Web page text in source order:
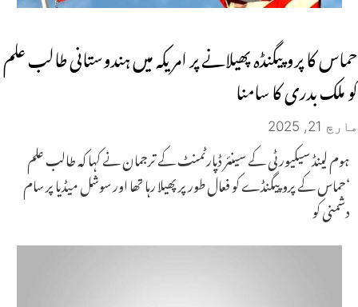
حماس کا پروپیگنڈہ پھیلانے پر امریکہ میں ہندوستانی طالب علم
کو ملک بدری کا سامنا
مارچ 21, 2025
ہوم لینڈ سیکیورٹی کے سینئر ڈپارٹمنٹ کے ترجمان نے کہا کہ طالب علم
‘حماس کے پروپیگنڈے کو فعال طور پر پھیلا رہا تھا اور سوشل میڈیا پر سام
دشمنی کو